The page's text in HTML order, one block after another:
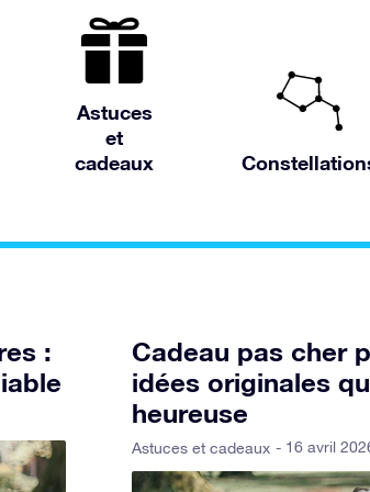
Astuces
et
cadeaux
:
Cadeau pas cher
idées originales
heureuse
Astuces et cadeaux - 16 avril